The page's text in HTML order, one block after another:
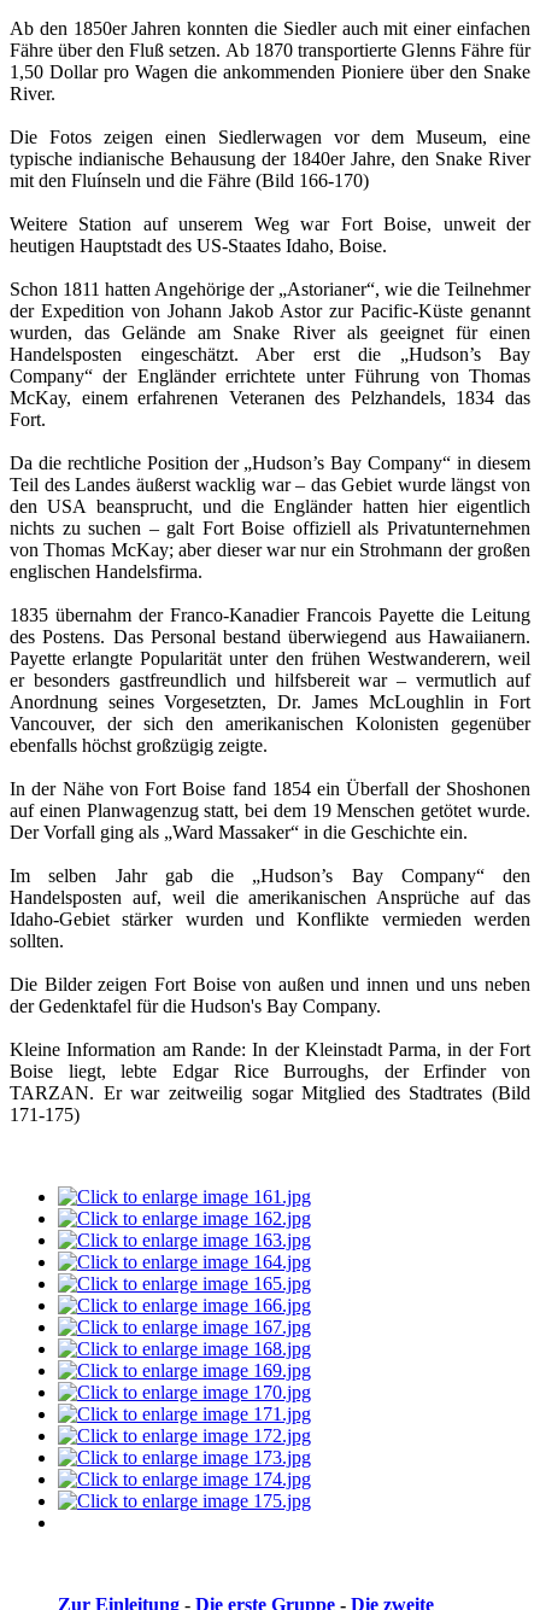
Ab den 1850er Jahren konnten die Siedler auch mit einer einfachen
Fähre über den Fluß setzen. Ab 1870 transportierte Glenns Fähre für
1,50 Dollar pro Wagen die ankommenden Pioniere über den Snake
River.
Die Fotos zeigen einen Siedlerwagen vor dem Museum, eine
typische indianische Behausung der 1840er Jahre, den Snake River
mit den Fluínseln und die Fähre (Bild 166-170)
Weitere Station auf unserem Weg war Fort Boise, unweit der
heutigen Hauptstadt des US-Staates Idaho, Boise.
Schon 1811 hatten Angehörige der „Astorianer“, wie die Teilnehmer
der Expedition von Johann Jakob Astor zur Pacific-Küste genannt
wurden, das Gelände am Snake River als geeignet für einen
Handelsposten eingeschätzt. Aber erst die „Hudson’s Bay
Company“ der Engländer errichtete unter Führung von Thomas
McKay, einem erfahrenen Veteranen des Pelzhandels, 1834 das
Fort.
Da die rechtliche Position der „Hudson’s Bay Company“ in diesem
Teil des Landes äußerst wacklig war – das Gebiet wurde längst von
den USA beansprucht, und die Engländer hatten hier eigentlich
nichts zu suchen – galt Fort Boise offiziell als Privatunternehmen
von Thomas McKay; aber dieser war nur ein Strohmann der großen
englischen Handelsfirma.
1835 übernahm der Franco-Kanadier Francois Payette die Leitung
des Postens. Das Personal bestand überwiegend aus Hawaiianern.
Payette erlangte Popularität unter den frühen Westwanderern, weil
er besonders gastfreundlich und hilfsbereit war – vermutlich auf
Anordnung seines Vorgesetzten, Dr. James McLoughlin in Fort
Vancouver, der sich den amerikanischen Kolonisten gegenüber
ebenfalls höchst großzügig zeigte.
In der Nähe von Fort Boise fand 1854 ein Überfall der Shoshonen
auf einen Planwagenzug statt, bei dem 19 Menschen getötet wurde.
Der Vorfall ging als „Ward Massaker“ in die Geschichte ein.
Im selben Jahr gab die „Hudson’s Bay Company“ den
Handelsposten auf, weil die amerikanischen Ansprüche auf das
Idaho-Gebiet stärker wurden und Konflikte vermieden werden
sollten.
Die Bilder zeigen Fort Boise von außen und innen und uns neben
der Gedenktafel für die Hudson's Bay Company.
Kleine Information am Rande: In der Kleinstadt Parma, in der Fort
Boise liegt, lebte Edgar Rice Burroughs, der Erfinder von
TARZAN. Er war zeitweilig sogar Mitglied des Stadtrates (Bild
171-175)
Zur Einleitung - Die erste Gruppe - Die zweite